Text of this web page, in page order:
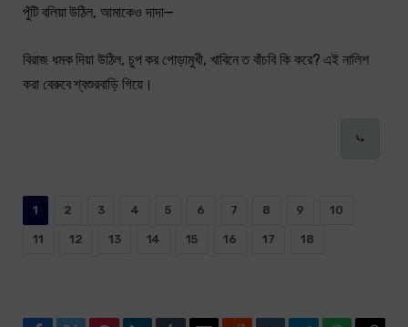
পুঁটি বলিয়া উঠিল, আমাকেও দাদা—
বিরাজ ধমক দিয়া উঠিল, চুপ কর পোড়ামুখী, খাবিনে ত বাঁচবি কি করে? এই নালিশ
করা বেরুবে শ্বশুরবাড়ি গিয়ে।
⤷
1 2 3 4 5 6 7 8 9 10
11 12 13 14 15 16 17 18